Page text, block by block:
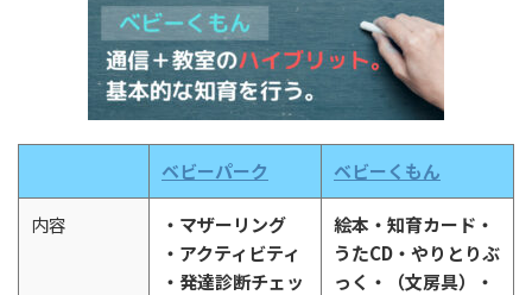
ベビーパーク ベビーくもん
内容
・マザーリング
・アクティビティ
・発達診断チェッ
絵本・知育カード・
うたCD・やりとりぶ
っく・（文房具）・